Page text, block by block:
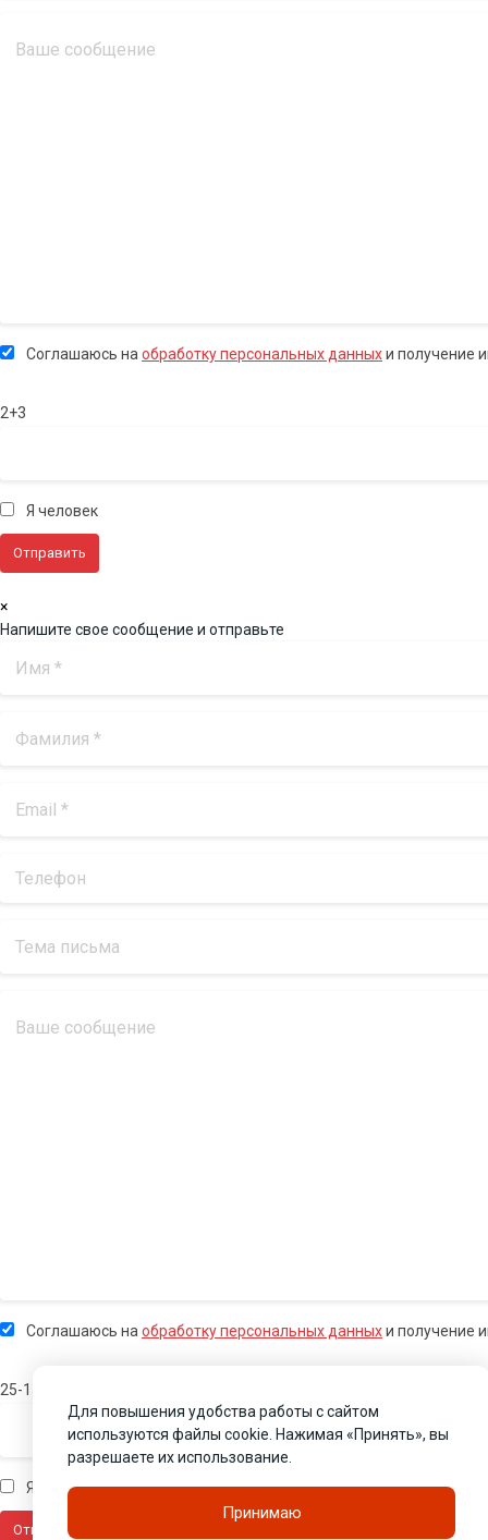
Соглашаюсь на обработку персональных данныхи получение
2+3
Я человек
×
Напишите свое сообщение и отправьте
Соглашаюсь наобработку персональных данныхи получение
25-15
Я человек
Для повышения удобства работы с сайтом
используются файлы cookie. Нажимая «Принять», вы
разрешаете их использование.
Принимаю